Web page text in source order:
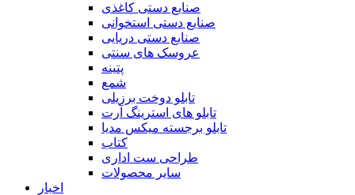
صنایع دستی کاغذی
صنایع دستی استخوانی
صنایع دستی دریایی
عروسک های سنتی
پتینه
شمع
تابلو دوخت برزیلی
تابلو های استرینگ آرت
تابلو برجسته میکس مدیا
کتاب
طراحی ست اداری
سایر محصولات
اخبار